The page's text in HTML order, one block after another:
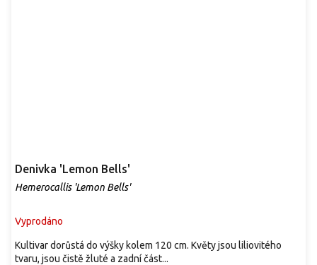
Denivka 'Lemon Bells'
Hemerocallis 'Lemon Bells'
Vyprodáno
Kultivar dorůstá do výšky kolem 120 cm. Květy jsou liliovitého
tvaru, jsou čistě žluté a zadní část...